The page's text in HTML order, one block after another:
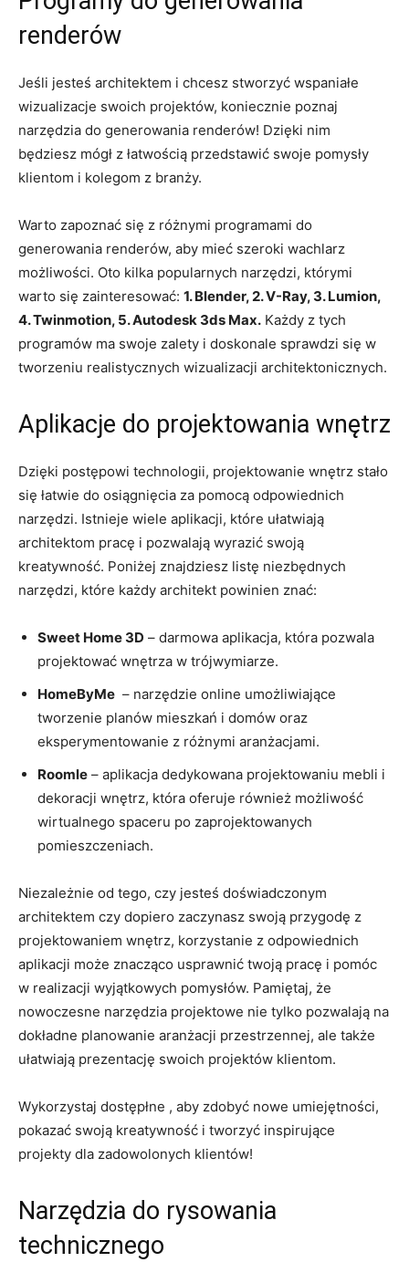
renderów
Jeśli ⁢jesteś⁤ architektem i chcesz stworzyć wspaniałe
wizualizacje ⁤swoich projektów, koniecznie poznaj
narzędzia do generowania ​renderów! Dzięki ‍nim
będziesz mógł‌ z‌ łatwością przedstawić swoje pomysły
klientom i⁢ kolegom z branży.
Warto zapoznać się z​ różnymi programami‍ do
generowania⁢ renderów, aby mieć szeroki wachlarz
możliwości. Oto kilka popularnych narzędzi,⁣ którymi
warto się zainteresować: 1. ⁢Blender, 2. ​V-Ray, 3. Lumion,
‍4. Twinmotion, 5. Autodesk 3ds Max. Każdy⁤ z tych
programów ma swoje zalety ⁣i doskonale sprawdzi⁢ się w
tworzeniu realistycznych wizualizacji ⁤architektonicznych.
Aplikacje ‍do projektowania wnętrz
Dzięki postępowi ‌technologii, projektowanie wnętrz stało
się łatwie do osiągnięcia ⁢za pomocą odpowiednich
narzędzi. Istnieje⁣ wiele aplikacji, które ułatwiają
architektom ⁤pracę ​i pozwalają wyrazić ⁢swoją
‍kreatywność. Poniżej znajdziesz​ listę⁤ niezbędnych‌
narzędzi, które każdy ‌architekt ⁣powinien⁤ znać:
Sweet Home 3D ⁢– darmowa aplikacja, która pozwala⁤
projektować wnętrza w trójwymiarze.
HomeByMe ⁣ –‍ narzędzie online umożliwiające
tworzenie planów mieszkań i domów oraz
eksperymentowanie z‍ różnymi ‌aranżacjami.
Roomle –⁢ aplikacja dedykowana projektowaniu mebli i⁣
dekoracji wnętrz, która oferuje również możliwość
wirtualnego ⁢spaceru⁢ po​ zaprojektowanych
pomieszczeniach.
Niezależnie od tego, czy jesteś doświadczonym
architektem czy dopiero zaczynasz swoją‍ przygodę z​
projektowaniem wnętrz, korzystanie z⁢ odpowiednich ​
aplikacji​ może ⁣znacząco usprawnić twoją pracę i pomóc
w realizacji wyjątkowych ​pomysłów. Pamiętaj, że
nowoczesne narzędzia projektowe nie tylko pozwalają na
dokładne‌ planowanie aranżacji przestrzennej, ale także
ułatwiają ‌prezentację swoich projektów klientom.
Wykorzystaj dostępłne⁤ ,⁤ aby zdobyć nowe umiejętności,
pokazać swoją kreatywność i tworzyć inspirujące
projekty​ dla zadowolonych klientów!
Narzędzia do ‍rysowania⁤
technicznego